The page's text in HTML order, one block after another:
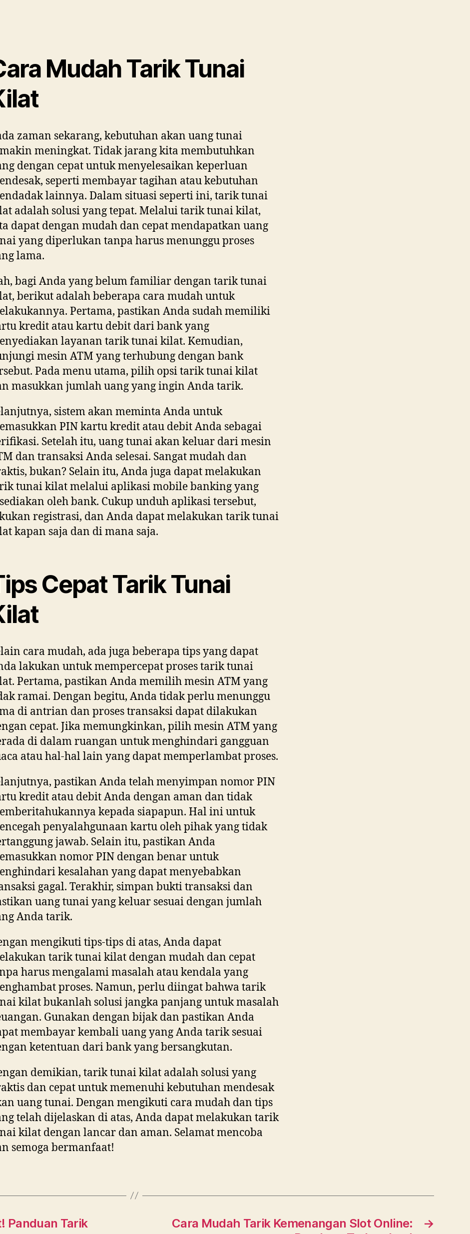
Mudah Tarik Tunai
zaman sekarang, kebutuhan akan uang tunai
meningkat. Tidak jarang kita membutuhkan
dengan cepat untuk menyelesaikan keperluan
seperti membayar tagihan atau kebutuhan
lainnya. Dalam situasi seperti ini, tarik tunai
adalah solusi yang tepat. Melalui tarik tunai kilat,
dapat dengan mudah dan cepat mendapatkan uang
yang diperlukan tanpa harus menunggu proses
lama.
bagi Anda yang belum familiar dengan tarik tunai
berikut adalah beberapa cara mudah untuk
Pertama, pastikan Anda sudah memiliki
kredit atau kartu debit dari bank yang
layanan tarik tunai kilat. Kemudian,
mesin ATM yang terhubung dengan bank
Pada menu utama, pilih opsi tarik tunai kilat
masukkan jumlah uang yang ingin Anda tarik.
sistem akan meminta Anda untuk
PIN kartu kredit atau debit Anda sebagai
Setelah itu, uang tunai akan keluar dari mesin
dan transaksi Anda selesai. Sangat mudah dan
bukan? Selain itu, Anda juga dapat melakukan
tunai kilat melalui aplikasi mobile banking yang
oleh bank. Cukup unduh aplikasi tersebut,
registrasi, dan Anda dapat melakukan tarik tunai
kapan saja dan di mana saja.
Cepat Tarik Tunai
cara mudah, ada juga beberapa tips yang dapat
lakukan untuk mempercepat proses tarik tunai
Pertama, pastikan Anda memilih mesin ATM yang
ramai. Dengan begitu, Anda tidak perlu menunggu
di antrian dan proses transaksi dapat dilakukan
cepat. Jika memungkinkan, pilih mesin ATM yang
di dalam ruangan untuk menghindari gangguan
atau hal-hal lain yang dapat memperlambat proses.
pastikan Anda telah menyimpan nomor PIN
kredit atau debit Anda dengan aman dan tidak
kepada siapapun. Hal ini untuk
penyalahgunaan kartu oleh pihak yang tidak
jawab. Selain itu, pastikan Anda
nomor PIN dengan benar untuk
kesalahan yang dapat menyebabkan
gagal. Terakhir, simpan bukti transaksi dan
uang tunai yang keluar sesuai dengan jumlah
Anda tarik.
mengikuti tips-tips di atas, Anda dapat
tarik tunai kilat dengan mudah dan cepat
harus mengalami masalah atau kendala yang
proses. Namun, perlu diingat bahwa tarik
kilat bukanlah solusi jangka panjang untuk masalah
Gunakan dengan bijak dan pastikan Anda
membayar kembali uang yang Anda tarik sesuai
ketentuan dari bank yang bersangkutan.
demikian, tarik tunai kilat adalah solusi yang
dan cepat untuk memenuhi kebutuhan mendesak
uang tunai. Dengan mengikuti cara mudah dan tips
telah dijelaskan di atas, Anda dapat melakukan tarik
kilat dengan lancar dan aman. Selamat mencoba
semoga bermanfaat!
Panduan Tarik
→
Cara Mudah Tarik Kemenangan Slot Online: